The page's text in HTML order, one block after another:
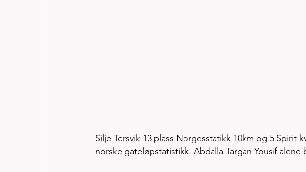
Silje Torsvik 13.plass Norgesstatikk 10km og 5.Spirit
norske gateløpstatistikk. Abdalla Targan Yousif alene